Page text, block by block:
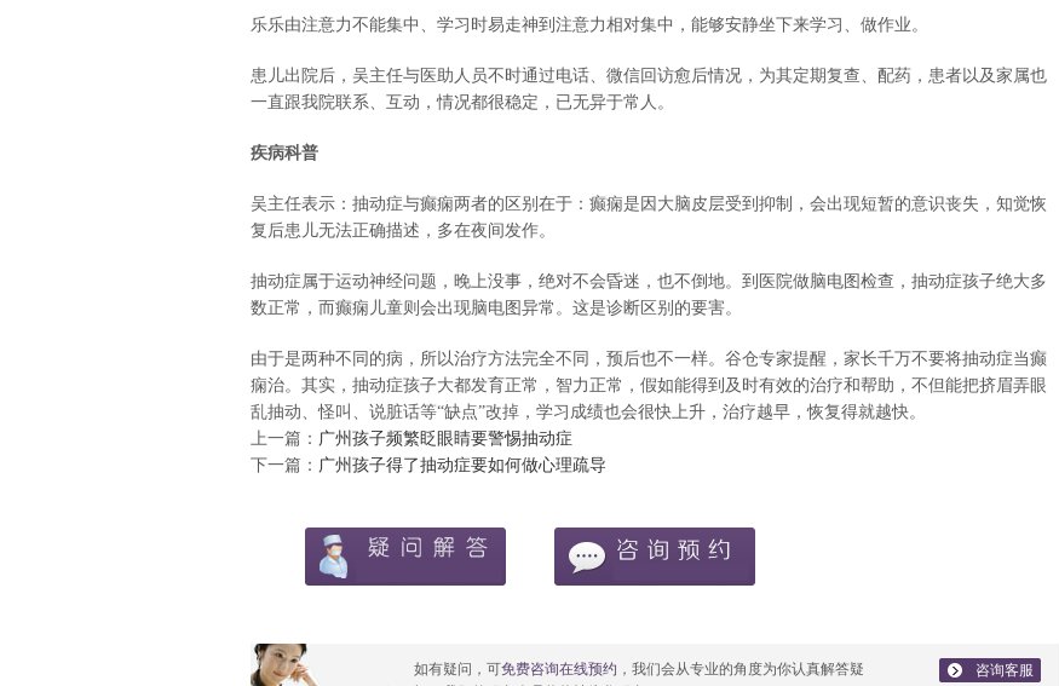
乐乐由注意力不能集中、学习时易走神到注意力相对集中，能够安静坐下来学习、做作业。
患儿出院后，吴主任与医助人员不时通过电话、微信回访愈后情况，为其定期复查、配药，患者以及家属也
一直跟我院联系、互动，情况都很稳定，已无异于常人。
疾病科普
吴主任表示：抽动症与癫痫两者的区别在于：癫痫是因大脑皮层受到抑制，会出现短暂的意识丧失，知觉恢
复后患儿无法正确描述，多在夜间发作。
抽动症属于运动神经问题，晚上没事，绝对不会昏迷，也不倒地。到医院做脑电图检查，抽动症孩子绝大多
数正常，而癫痫儿童则会出现脑电图异常。这是诊断区别的要害。
由于是两种不同的病，所以治疗方法完全不同，预后也不一样。谷仓专家提醒，家长千万不要将抽动症当癫
痫治。其实，抽动症孩子大都发育正常，智力正常，假如能得到及时有效的治疗和帮助，不但能把挤眉弄眼
乱抽动、怪叫、说脏话等“缺点”改掉，学习成绩也会很快上升，治疗越早，恢复得就越快。
上一篇： 广州孩子频繁眨眼睛要警惕抽动症
下一篇： 广州孩子得了抽动症要如何做心理疏导
如有疑问，可免费咨询在线预约 ，我们会从专业的角度为你认真解答疑
咨询客服